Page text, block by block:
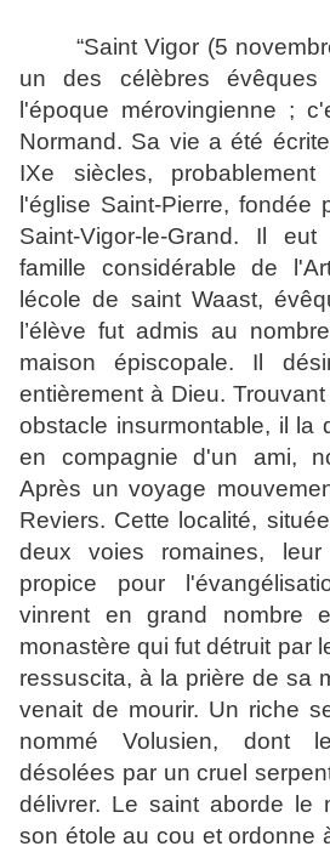
“Saint Vigor (5
un des célèbres évêques
l'époque mérovingienne ;
Normand. Sa vie a été
IXe siècles,
l'église Saint-Pierre, fondée
Saint-Vigor-le-Grand. Il
famille considérable de
lécole de saint Waast,
l’élève fut admis au
maison épiscopale. Il
entièrement à Dieu.
obstacle insurmontable, il la
en compagnie d'un ami,
Après un voyage
Reviers. Cette localité,
deux voies romaines,
propice pour
vinrent en grand nombre
monastère qui fut détruit par
ressuscita, à la prière de sa
venait de mourir. Un riche
nommé Volusien, dont
désolées par un cruel
délivrer. Le saint aborde le
son étole au cou et ordonne